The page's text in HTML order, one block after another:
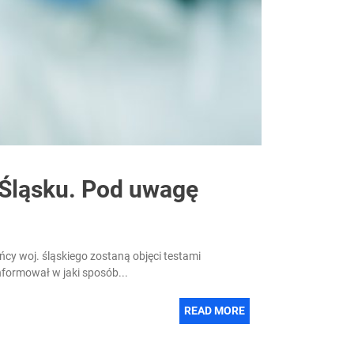
Pod uwagę
woj. śląskiego zostaną objęci testami
w jaki sposób...
READ MORE